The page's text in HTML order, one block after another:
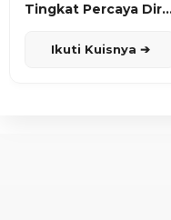
Tingkat Percaya Diri
Ikuti Kuisnya ➔